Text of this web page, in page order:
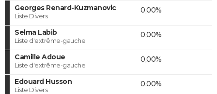
Georges Renard-Kuzmanovic
Liste Divers
0,00%
Selma Labib
Liste d'extrême-gauche
0,00%
Camille Adoue
Liste d'extrême-gauche
0,00%
Edouard Husson
Liste Divers
0,00%